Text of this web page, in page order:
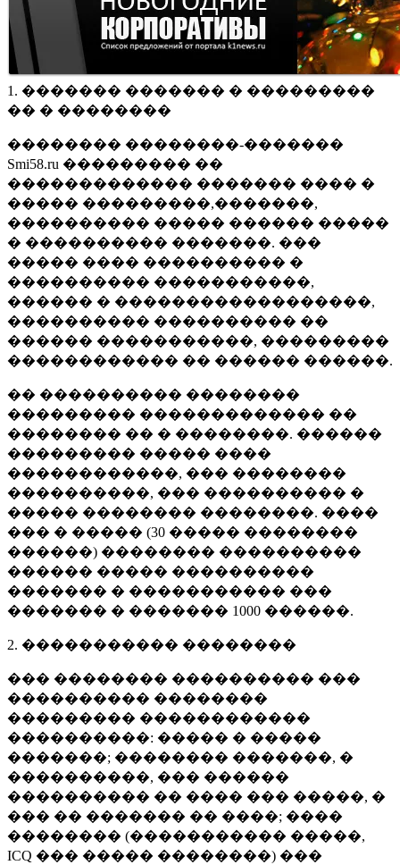
1. ������� ������� � ���������
�� � ��������
�������� ��������-�������
Smi58.ru ��������� ��
������������� ������� ���� �
����� ���������,�������,
���������� ����� ������ �����
� ���������� �������. ���
����� ���� ���������� �
���������� �����������,
������ � ������������������,
���������� ���������� ��
������ �����������, ���������
������������ �� ������ ������.
�� ���������� ��������
��������� ������������� ��
�������� �� � ��������. ������
��������� ����� ����
������������, ��� ��������
����������, ��� ���������� �
����� �������� ��������. ����
��� � ����� (30 ����� ��������
������) �������� ����������
������ ����� ����������
������� � ����������� ���
������� � ������� 1000 ������.
2. ����������� ��������
��� �������� ���������� ���
���������� ��������
��������� ������������
����������: ����� � �����
�������; �������� �������, �
����������, ��� ������
���������� �� ���� ��� �����, �
��� �� ������� �� ����; ����
�������� (����������� �����,
ICQ ��� ����� ��������) ���